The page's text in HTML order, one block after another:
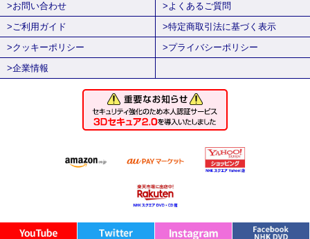
>お問い合わせ
>よくあるご質問
>ご利用ガイド
>特定商取引法に基づく表示
>クッキーポリシー
>プライバシーポリシー
>企業情報